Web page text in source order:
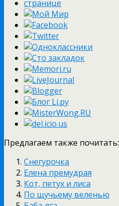
Предлагаем также почитать:
Снегурочка
Елена премудрая
Кот, петух и лиса
По щучьему веленью